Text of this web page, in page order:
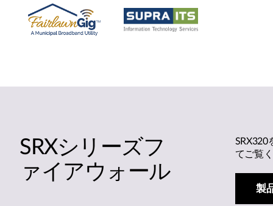
SRXシリーズフ
ァイアウォール
SRX320
てご覧
製